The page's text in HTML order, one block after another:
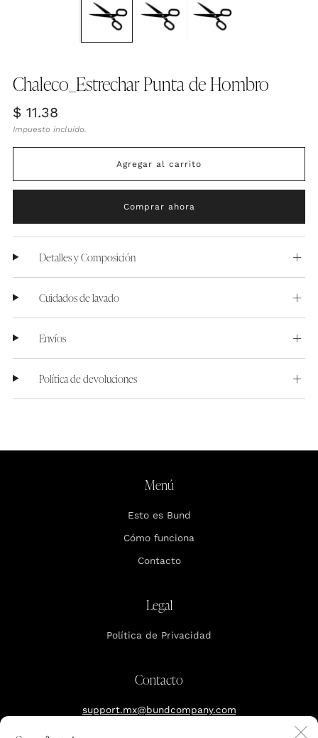
Chaleco_Estrechar Punta de Hombro
Precio
habitual
$ 11.38
Impuesto incluido.
Agregar al carrito
Comprar ahora
Detalles y Composición
Cuidados de lavado
Envíos
Política de devoluciones
Menú
Esto es Bund
Cómo funciona
Contacto
Legal
Política de Privacidad
Contacto
support.mx@bundcompany.com